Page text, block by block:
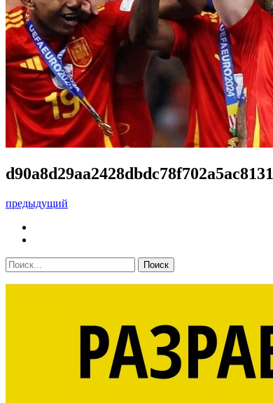
d90a8d29aa2428dbdc78f702a5ac8131
предыдущий